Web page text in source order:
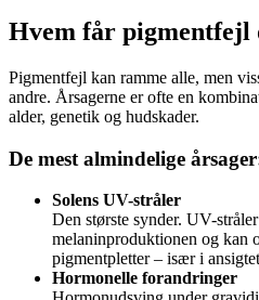
Hvem får pigmentfejl
Pigmentfejl kan ramme alle, men
andre. Årsagerne er ofte en
alder, genetik og hudskader.
De mest almindelige
Solens UV-stråler
Den største synder. UV-
melaninproduktionen og kan
pigmentpletter – især i
Hormonelle forandringer